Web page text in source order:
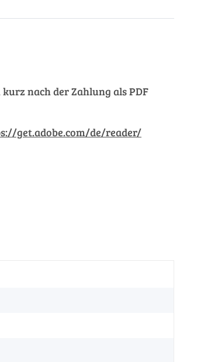
nach der Zahlung als PDF
get.adobe.com/de/reader/